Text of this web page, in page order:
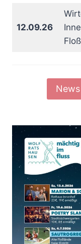
12.09.26